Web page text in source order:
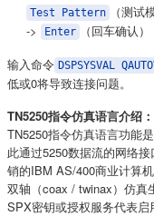
Test Pattern （测试
->
Enter （回车确认）
输入命令 DSPSYSVAL
低或0将导致连接问题。
TN5250指令仿真语言介绍：
TN5250指令仿真语言功能
此通过5250数据流的网络
销的IBM AS/400商业计算
双轴（coax / twinax）仿真
SPX密钥或授权服务代表启